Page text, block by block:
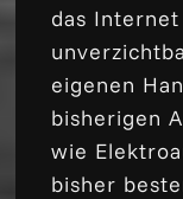
das
eigenen
bisherigen
wie
bisher